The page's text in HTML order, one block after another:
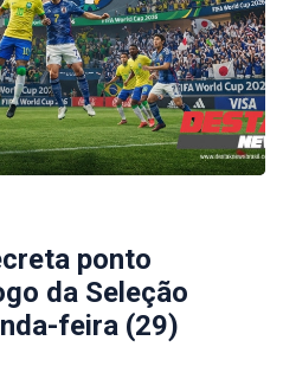
ponto
da Seleção
feira (29)